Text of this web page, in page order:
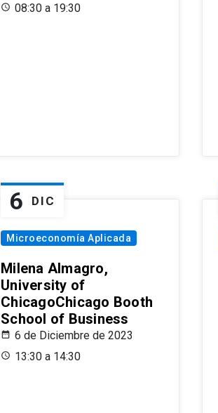
08:30 a 19:30
6 DIC
Microeconomía Aplicada
Milena Almagro,
University of
ChicagoChicago Booth
School of Business
6 de Diciembre de 2023
13:30 a 14:30